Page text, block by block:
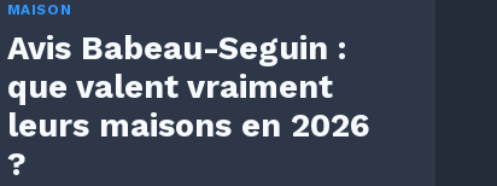
MAISON
Avis Babeau-Seguin :
que valent vraiment
leurs maisons en 2026
?